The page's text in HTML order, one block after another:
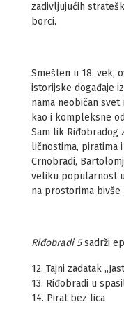
zadivljujućih
borci.
Smešten u 18. vek,
istorijske događaje
nama neobičan
kao i kompleksne
Sam lik Riđobradog
ličnostima, piratima
Crnobradi,
veliku popularnost
na prostorima bivše
Riđobradi 5sadrži
12. Tajni zadatak
13. Riđobradi u
14. Pirat bez lica